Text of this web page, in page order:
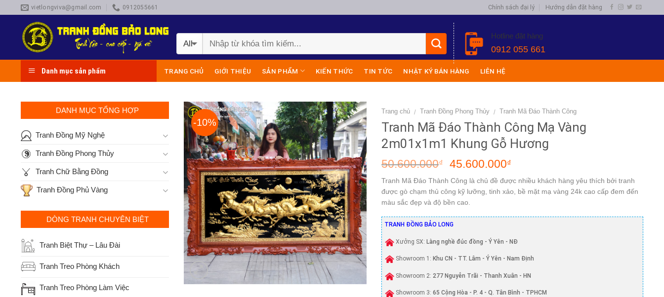
to
vietlongviva@gmail.com 0912055661 Chính sách đại lý Hướng dẫn đặt hàng
Hotline đặt hàng
0912 055 661
Danh mục sản phẩm TRANG CHỦ GIỚI THIỆU SẢN PHẨM KIẾN THỨC TIN TỨC NHẬT KÝ BÁN HÀNG LIÊN HỆ
-10%
Trang chủ / Tranh Đồng Phong Thủy / Tranh Mã Đáo Thành Công
Tranh Mã Đáo Thành Công Mạ Vàng
2m01x1m1 Khung Gỗ Hương
50.600.000₫ 45.600.000₫
Tranh Mã Đáo Thành Công là chủ đề được nhiều khách hàng yêu thích bởi tranh
được gò chạm thủ công kỹ lưỡng, tinh xảo, bề mặt mạ vàng 24k cao cấp đem đến
màu sắc đẹp và độ bền cao.
TRANH ĐỒNG BẢO LONG
Xưởng SX: Làng nghề đúc đồng - Ý Yên - NĐ
Showroom 1: Khu CN - TT. Lâm - Ý Yên - Nam Định
Showroom 2: 277 Nguyễn Trãi - Thanh Xuân - HN
Showroom 3: 65 Cộng Hòa - P. 4 - Q. Tân Bình - TPHCM
DANH MỤC TỔNG HỢP
Tranh Đồng Mỹ Nghệ
Tranh Đồng Phong Thủy
Tranh Chữ Bằng Đồng
Tranh Đồng Phủ Vàng
DÒNG TRANH CHUYÊN BIỆT
Tranh Biệt Thự – Lâu Đài
Tranh Treo Phòng Khách
Tranh Treo Phòng Làm Việc